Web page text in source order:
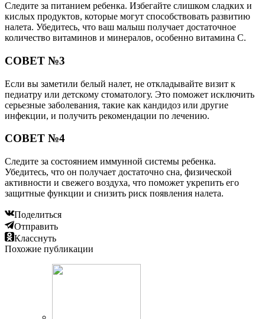
Следите за питанием ребенка. Избегайте слишком сладких и
кислых продуктов, которые могут способствовать развитию
налета. Убедитесь, что ваш малыш получает достаточное
количество витаминов и минералов, особенно витамина C.
СОВЕТ №3
Если вы заметили белый налет, не откладывайте визит к
педиатру или детскому стоматологу. Это поможет исключить
серьезные заболевания, такие как кандидоз или другие
инфекции, и получить рекомендации по лечению.
СОВЕТ №4
Следите за состоянием иммунной системы ребенка.
Убедитесь, что он получает достаточно сна, физической
активности и свежего воздуха, что поможет укрепить его
защитные функции и снизить риск появления налета.
Поделиться
Отправить
Класснуть
Похожие публикации